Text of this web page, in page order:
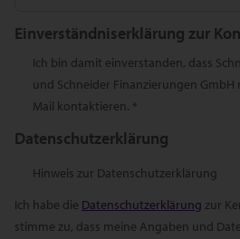
Einverständniserklärung zur
Ich bin damit einverstanden, dass
und Schneider Finanzierungen
Mail kontaktieren. *
Datenschutzerklärung
Hinweis zur Datenschutzerklärung
Ich habe die Datenschutzerklärung zur
stimme zu, dass meine Angaben und